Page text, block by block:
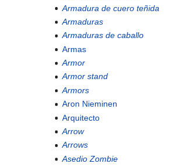
Armadura de cuero teñida
Armaduras
Armaduras de caballo
Armas
Armor
Armor stand
Armors
Aron Nieminen
Arquitecto
Arrow
Arrows
Asedio Zombie